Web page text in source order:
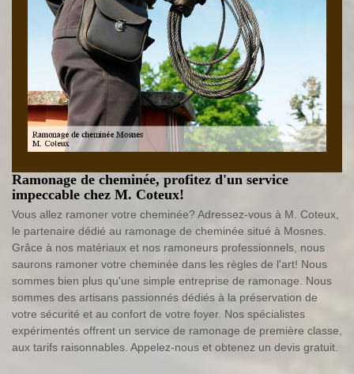
Ramonage de cheminée, profitez d'un service
impeccable chez M. Coteux!
Vous allez ramoner votre cheminée? Adressez-vous à M. Coteux,
le partenaire dédié au ramonage de cheminée situé à Mosnes.
Grâce à nos matériaux et nos ramoneurs professionnels, nous
saurons ramoner votre cheminée dans les règles de l'art! Nous
sommes bien plus qu'une simple entreprise de ramonage. Nous
sommes des artisans passionnés dédiés à la préservation de
votre sécurité et au confort de votre foyer. Nos spécialistes
expérimentés offrent un service de ramonage de première classe,
aux tarifs raisonnables. Appelez-nous et obtenez un devis gratuit.